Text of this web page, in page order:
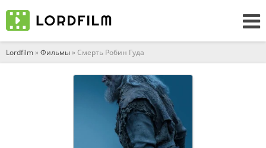
Lordfilm»Фильмы» Смерть Робин Гуда